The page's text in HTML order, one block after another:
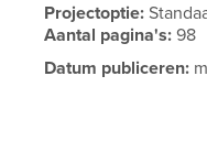
Projectoptie:
Aantal pagina's:98
Datum publiceren: